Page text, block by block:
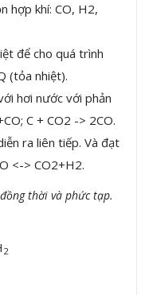
hợp khí: CO, H2,
để cho quá trình
(tỏa nhiệt).
hơi nước với phản
C + CO2 -> 2CO.
ra liên tiếp. Và đạt
<-> CO2+H2.
thời và phức tạp.
2